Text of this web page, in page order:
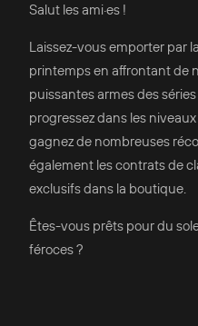
Salut les ami·es !
Laissez-vous emporter par
printemps en affrontant de
puissantes armes des
progressez dans les
gagnez de nombreuses
également les contrats de
exclusifs dans la boutique.
Êtes-vous prêts pour du
féroces ?